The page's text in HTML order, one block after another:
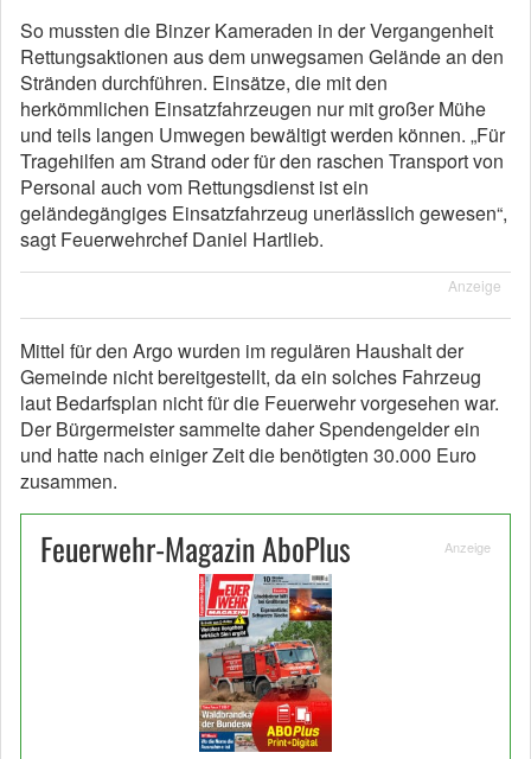
So mussten die Binzer Kameraden in der Vergangenheit
Rettungsaktionen aus dem unwegsamen Gelände an den
Stränden durchführen. Einsätze, die mit den
herkömmlichen Einsatzfahrzeugen nur mit großer Mühe
und teils langen Umwegen bewältigt werden können. „Für
Tragehilfen am Strand oder für den raschen Transport von
Personal auch vom Rettungsdienst ist ein
geländegängiges Einsatzfahrzeug unerlässlich gewesen“,
sagt Feuerwehrchef Daniel Hartlieb.
Anzeige
Mittel für den Argo wurden im regulären Haushalt der
Gemeinde nicht bereitgestellt, da ein solches Fahrzeug
laut Bedarfsplan nicht für die Feuerwehr vorgesehen war.
Der Bürgermeister sammelte daher Spendengelder ein
und hatte nach einiger Zeit die benötigten 30.000 Euro
zusammen.
Feuerwehr-Magazin AboPlus Anzeige